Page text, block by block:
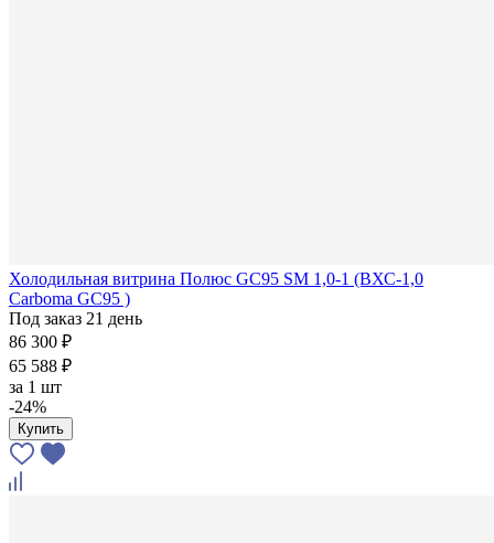
Холодильная витрина Полюс GC95 SM 1,0-1 (ВХС-1,0
Carboma GC95 )
Под заказ 21 день
86 300 ₽
65 588 ₽
за 1 шт
-24%
Купить